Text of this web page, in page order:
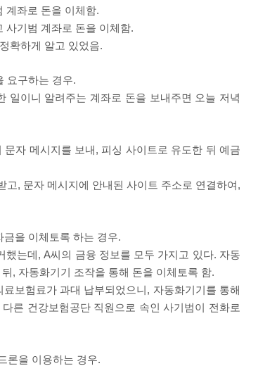
계좌로 돈을 이체함.
사기범 계좌로 돈을 이체함.
확하게 알고 있었음.
요구하는 경우.
일이니 알려주는 계좌로 돈을 보내주면 오늘 저녁
문자 메시지를 보내 , 피싱 사이트로 유도한 뒤 예금
고, 문자 메시지에 안내된 사이트 주소로 연결하여 ,
을 이체토록 하는 경우.
했는데 , A씨의 금융 정보를 모두 가지고 있다. 자동
, 자동화기기 조작을 통해 돈을 이체토록 함.
보험료가 과대 납부되었으니 , 자동화기기를 통해
다른 건강보험공단 직원으로 속인 사기범이 전화로
론을 이용하는 경우.